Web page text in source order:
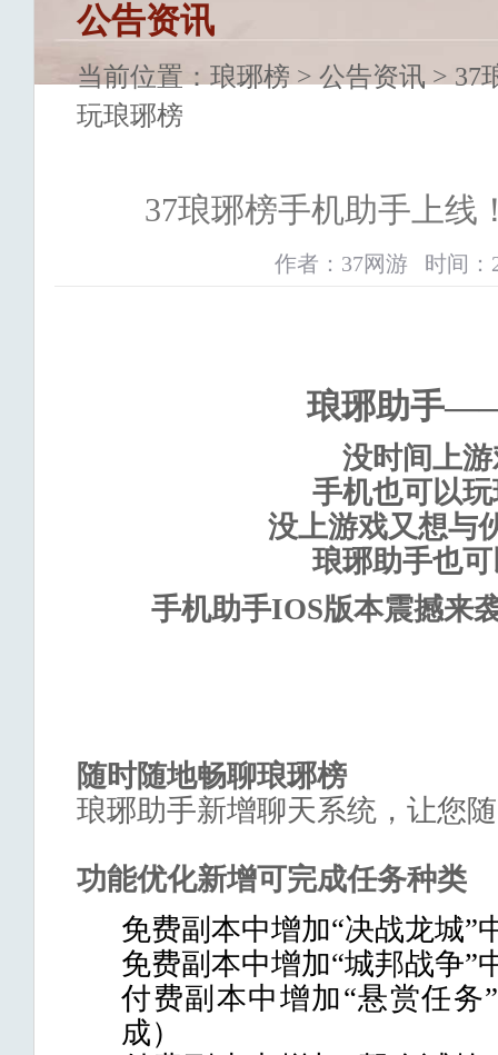
公告资讯
当前位置： 琅琊榜 > 公告资讯 > 37
玩琅琊榜
37琅琊榜手机助手上线
作者：37网游 时间：
琅琊助手
没时间上
手机也可以
没上游戏又想与
琅琊助手也
手机助手IOS版本震撼来
随时随地畅聊琅琊榜
琅琊助手新增聊天系统，让您
功能优化新增可完成任务种类
免费副本中增加“决战龙城”
免费副本中增加“城邦战争”
付费副本中增加“悬赏任务
成）